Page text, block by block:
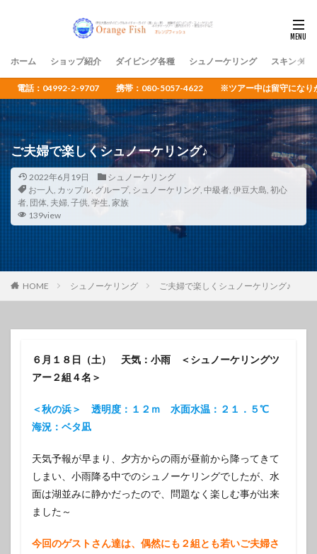
ホーム ショップ紹介 ダイビング各種 シュノーケリング スキンダイ
電話：04992-2-9707 携帯：080-5057-4622 ※ツアー中は留守になりがち
ご夫婦で楽しくシュノーケリング♪
2022年6月19日
シュノーケリング
お一人, カップル, グループ, シュノーケリング, 中級者, 伊豆大島, 初心
者, 団体, 夫婦, 子供, 学生, 家族
139view
HOME シュノーケリング ご夫婦で楽しくシュノーケリング♪
６月１８日（土） 天気：小雨 ＜シュノーケリングツ
アー２組４名＞
＜秋の浜＞ 透明度：１２ｍ 水面水温：２１．５℃
海況：ベタ凪
天気予報が早まり、夕方からの雨が昼前から降ってきて
しまい、小雨降る中でのシュノーケリングでしたが、水
面は湖並みに静かだったので、問題なく楽しむ事が出来
ました～
今回のゲストさん達は、偶然にも２組とも若いご夫婦さ